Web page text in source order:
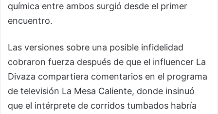
química entre ambos surgió desde el primer
encuentro.
Las versiones sobre una posible infidelidad
cobraron fuerza después de que el influencer La
Divaza compartiera comentarios en el programa
de televisión La Mesa Caliente, donde insinuó
que el intérprete de corridos tumbados habría